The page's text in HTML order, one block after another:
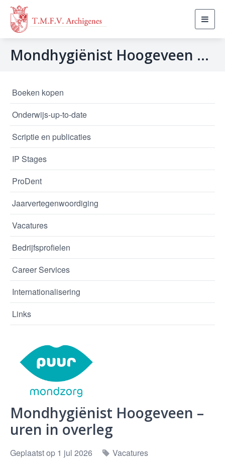
Mondhygiënist Hoogeveen – uren in overleg
Boeken kopen
Onderwijs-up-to-date
Scriptie en publicaties
IP Stages
ProDent
Jaarvertegenwoordiging
Vacatures
Bedrijfsprofielen
Career Services
Internationalisering
Links
Mondhygiënist Hoogeveen –
uren in overleg
Geplaatst op 1 jul 2026
Vacatures